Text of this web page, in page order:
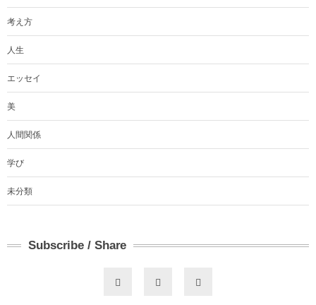
考え方
人生
エッセイ
美
人間関係
学び
未分類
Subscribe / Share